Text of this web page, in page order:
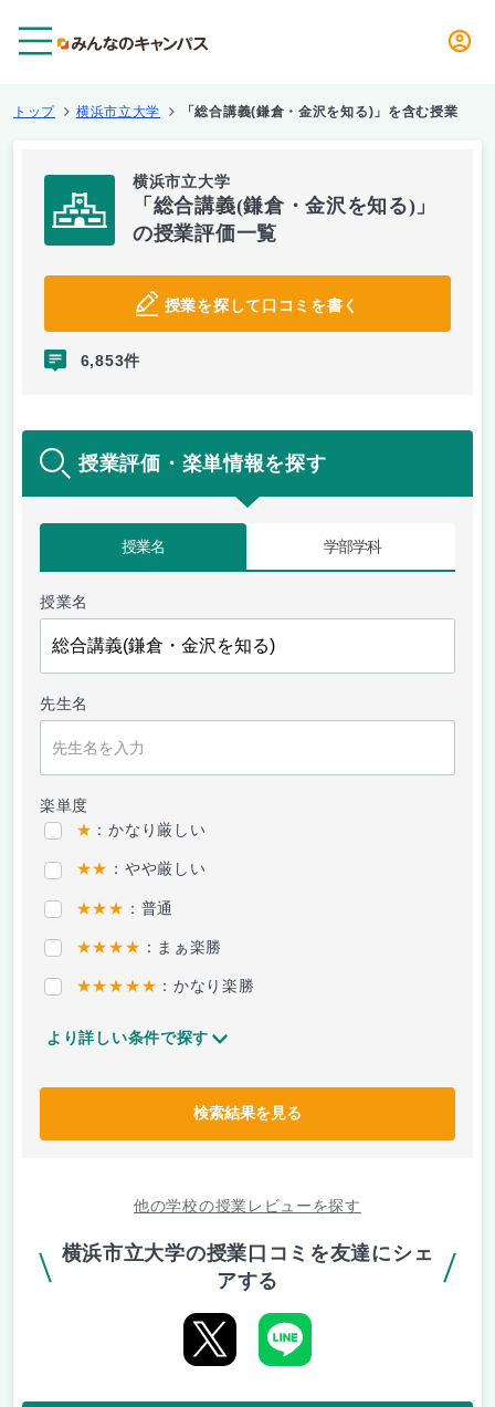
トップ 横浜市立大学 「総合講義(鎌倉・金沢を知る)」を含む授業
横浜市立大学
「総合講義(鎌倉・金沢を知る)」
の授業評価一覧
授業を探して口コミを書く
6,853件
授業評価・楽単情報を探す
授業名 学部学科
授業名
先生名
楽単度
★ ：かなり厳しい
★★ ：やや厳しい
★★★ ：普通
★★★★ ：まぁ楽勝
★★★★★ ：かなり楽勝
より詳しい条件で探す
検索結果を見る
他の学校の授業レビューを探す
横浜市立大学の授業口コミを友達にシェ
アする